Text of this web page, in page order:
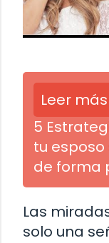
Leer más
5
tu esposo
de forma
Las
solo una